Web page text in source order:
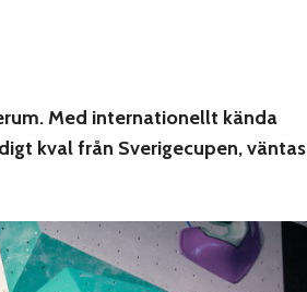
Med internationellt kända
kval från Sverigecupen, väntas